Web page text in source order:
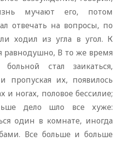
мучают его, потом
отвечать на вопросы, по
ходил из угла в угол. К
равнодушно, В то же время
стал заикаться,
пропуская их, появилось
и ногах, половое бессилие;
дело шло все хуже:
один в комнате, иногда
Все больше и больше